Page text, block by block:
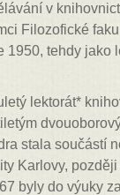
v
Filozofické
1950, tehdy jako
lektorát*
stala součástí
Karlovy,
byly do výuky